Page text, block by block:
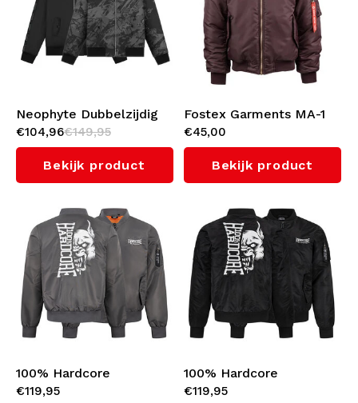
Kabeltruien
Neophyte Dubbelzijdig
Bomberjack
€104,96€149,95
Bekijk product
Fostex Garments MA-1
Bomberjack (Bordeaux)
€45,00
Bekijk product
100% Hardcore
Bomberjack 'Branded
€119,95
100% Hardcore
Bomberjack 'Branded
€119,95